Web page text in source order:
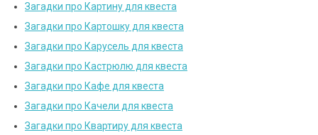
Загадки про Картину для квеста
Загадки про Картошку для квеста
Загадки про Карусель для квеста
Загадки про Кастрюлю для квеста
Загадки про Кафе для квеста
Загадки про Качели для квеста
Загадки про Квартиру для квеста